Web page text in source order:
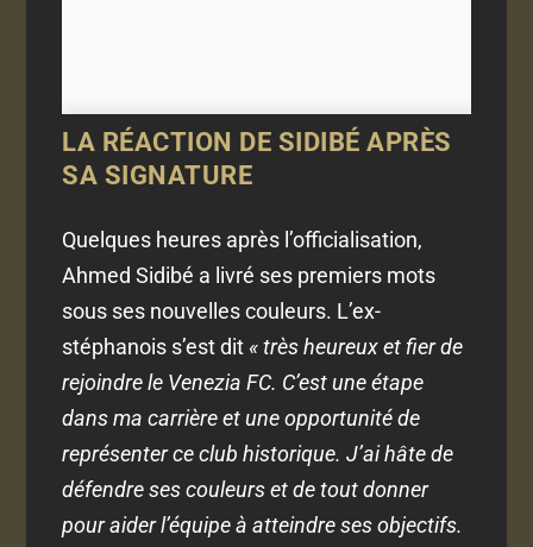
LA RÉACTION DE SIDIBÉ APRÈS
SA SIGNATURE
Quelques heures après l’officialisation,
Ahmed Sidibé a livré ses premiers mots
sous ses nouvelles couleurs. L’ex-
stéphanois s’est dit« très heureux et fier de
rejoindre le Venezia FC. C’est une étape
dans ma carrière et une opportunité de
représenter ce club historique. J’ai hâte de
défendre ses couleurs et de tout donner
pour aider l’équipe à atteindre ses objectifs.